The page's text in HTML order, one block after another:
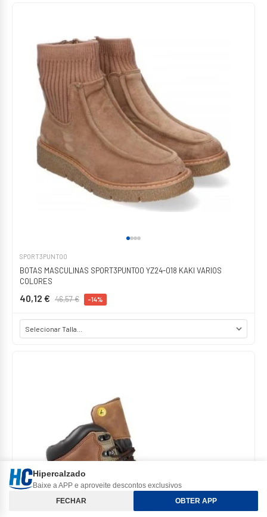
SPORT3PUNTO0
BOTAS MASCULINAS SPORT3PUNTO0 YZ24-018 KAKI VARIOS
COLORES
40,12 € 46,57 € -14%
Classificar e Filtros
Hipercalzado
Baixe a APP e aproveite descontos exclusivos
FECHAR
OBTER APP